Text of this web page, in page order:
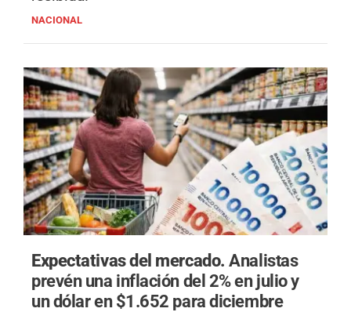
NACIONAL
Expectativas del mercado.Analistas
prevén una inflación del 2% en julio y
un dólar en $1.652 para diciembre